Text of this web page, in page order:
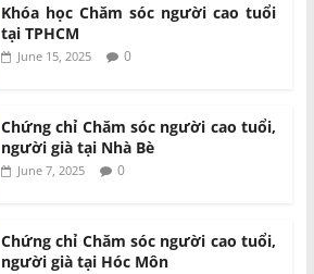
Khóa học Chăm sóc người cao tuổi
tại TPHCM
June 15, 2025 0
Chứng chỉ Chăm sóc người cao tuổi,
người già tại Nhà Bè
June 7, 2025 0
Chứng chỉ Chăm sóc người cao tuổi,
người già tại Hóc Môn